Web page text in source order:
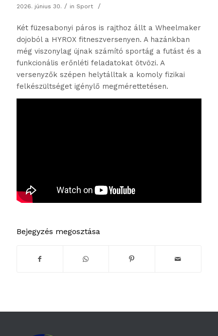
2026. június 30. / in Sport /
Két füzesabonyi páros is rajthoz állt a Wheelmaker
dojoból a HYROX fitneszversenyen. A hazánkban
még viszonylag újnak számító sportág a futást és a
funkcionális erőnléti feladatokat ötvözi. A
versenyzők szépen helytálltak a komoly fizikai
felkészültséget igénylő megmérettetésen.
Bejegyzés megosztása